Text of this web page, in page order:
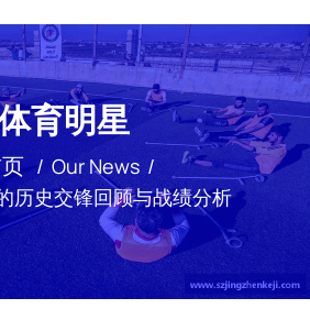
育明星
Our News
历史交锋回顾与战绩分析